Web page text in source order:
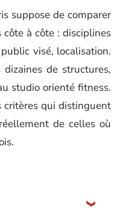
suppose de comparer
à côte : disciplines
visé, localisation.
de structures,
studio orienté fitness.
critères qui distinguent
de celles où